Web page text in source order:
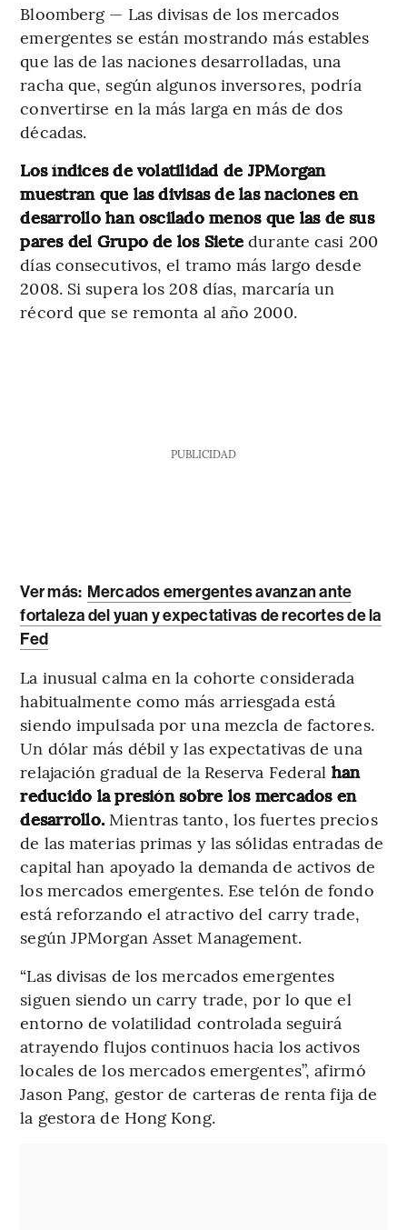
Bloomberg — Las divisas de los mercados
emergentes se están mostrando más estables
que las de las naciones desarrolladas, una
racha que, según algunos inversores, podría
convertirse en la más larga en más de dos
décadas.
Los índices de volatilidad de JPMorgan
muestran que las divisas de las naciones en
desarrollo han oscilado menos que las de sus
pares del Grupo de los Siete durante casi 200
días consecutivos, el tramo más largo desde
2008. Si supera los 208 días, marcaría un
récord que se remonta al año 2000.
PUBLICIDAD
Ver más: Mercados emergentes avanzan ante
fortaleza del yuan y expectativas de recortes de la
Fed
La inusual calma en la cohorte considerada
habitualmente como más arriesgada está
siendo impulsada por una mezcla de factores.
Un dólar más débil y las expectativas de una
relajación gradual de la Reserva Federal han
reducido la presión sobre los mercados en
desarrollo. Mientras tanto, los fuertes precios
de las materias primas y las sólidas entradas de
capital han apoyado la demanda de activos de
los mercados emergentes. Ese telón de fondo
está reforzando el atractivo del carry trade,
según JPMorgan Asset Management.
“Las divisas de los mercados emergentes
siguen siendo un carry trade, por lo que el
entorno de volatilidad controlada seguirá
atrayendo flujos continuos hacia los activos
locales de los mercados emergentes”, afirmó
Jason Pang, gestor de carteras de renta fija de
la gestora de Hong Kong.